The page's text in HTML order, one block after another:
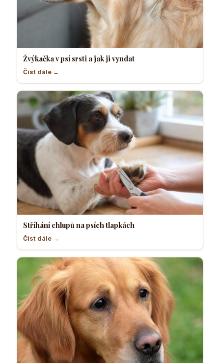
Žvýkačka v psí srsti a jak ji vyndat
Číst dále →
Stříhání chlupů na psích tlapkách
Číst dále →